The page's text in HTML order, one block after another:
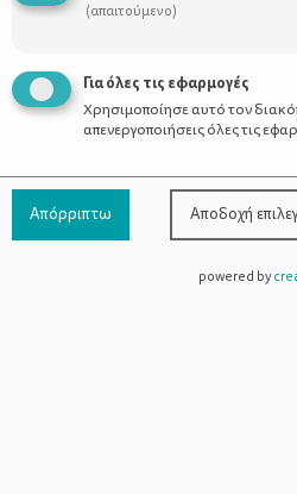
800-1199-800
χωρίς
(απαιτούμενο)
Για όλες τις εφαρμογές
Χρησιμοποίησε αυτό τον
απενεργοποιήσεις όλες τις
Απόρριπτω Αποδοχή
powered by